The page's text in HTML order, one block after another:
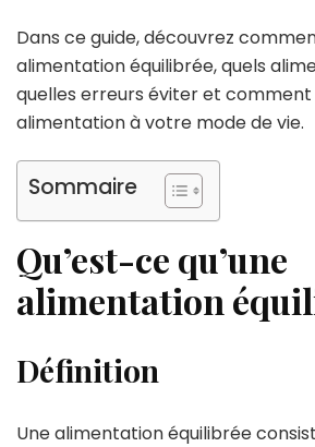
Dans ce guide, découvrez
alimentation équilibrée, quels
quelles erreurs éviter et
alimentation à votre mode de vie.
Sommaire
Qu’est-ce qu’une
alimentation
Définition
Une alimentation équilibrée